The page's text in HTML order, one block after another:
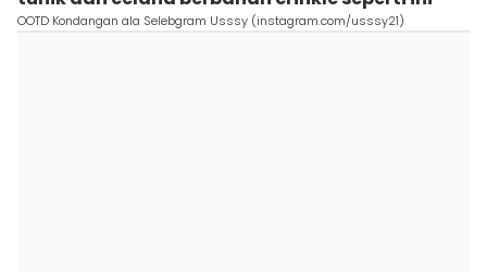
OOTD Kondangan ala Selebgram Usssy (instagram.com/usssy21)